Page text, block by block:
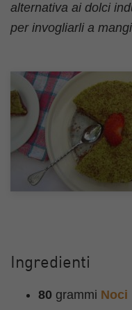
alternativa ai dolci
per invogliarli a
Ingredienti
80 grammi Noci